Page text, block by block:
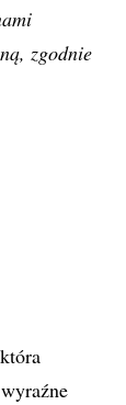
zgodnie